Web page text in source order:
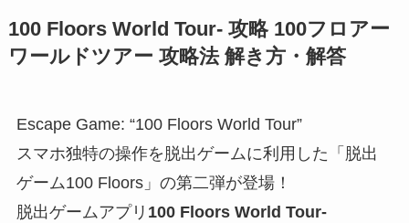
100 Floors World Tour- 攻略 100フロアー
ワールドツアー 攻略法 解き方・解答
Escape Game: “100 Floors World Tour”
スマホ独特の操作を脱出ゲームに利用した「脱出
ゲーム100 Floors」の第二弾が登場！
脱出ゲームアプリ 100 Floors World Tour-